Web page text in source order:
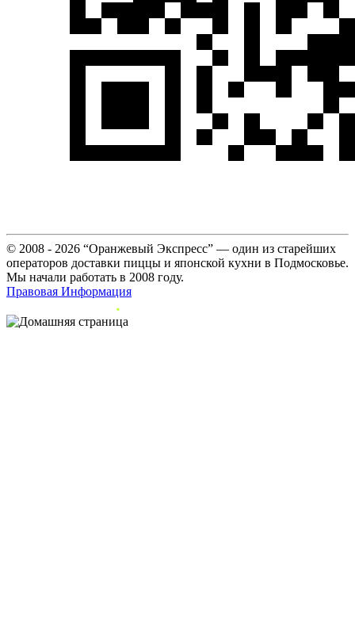
© 2008 - 2026 “Оранжевый Экспресс” — один из старейших
операторов доставки пиццы и японской кухни в Подмосковье.
Мы начали работать в 2008 году.
Правовая Информация